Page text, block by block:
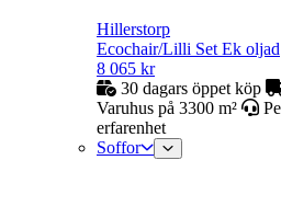
Hillerstorp
Ecochair/Lilli Set Ek oljad
8 065 kr
30 dagars öppet köp
Varuhus på 3300 m²
erfarenhet
Soffor